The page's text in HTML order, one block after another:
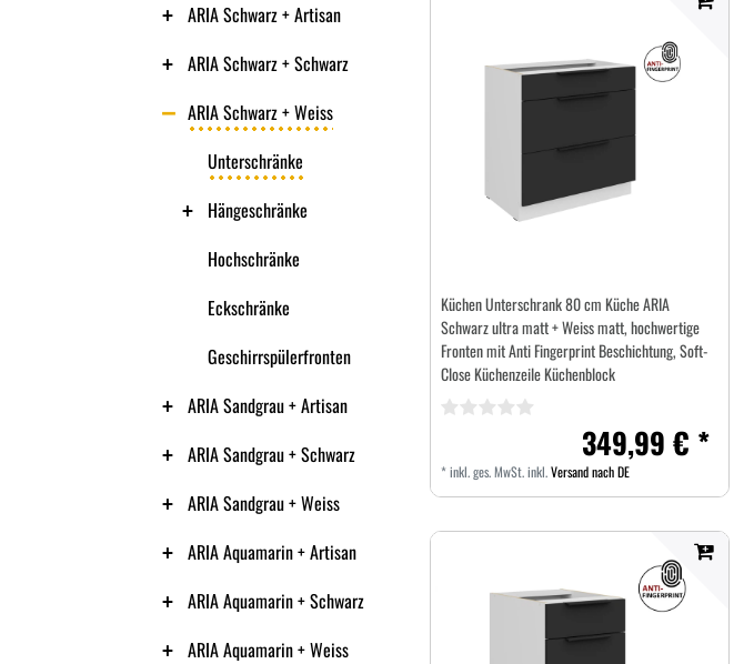
ARIA Schwarz + Artisan
ARIA Schwarz + Schwarz
ARIA Schwarz + Weiss
Unterschränke
Hängeschränke
Hochschränke
Eckschränke
Geschirrspülerfronten
ARIA Sandgrau + Artisan
ARIA Sandgrau + Schwarz
ARIA Sandgrau + Weiss
ARIA Aquamarin + Artisan
ARIA Aquamarin + Schwarz
ARIA Aquamarin + Weiss
Küchen Unterschrank 80 cm Küche ARIA
Schwarz ultra matt + Weiss matt, hochwertige
Fronten mit Anti Fingerprint Beschichtung, Soft-
Close Küchenzeile Küchenblock
349,99 € *
*inkl. ges. MwSt.inkl.Versand nach DE